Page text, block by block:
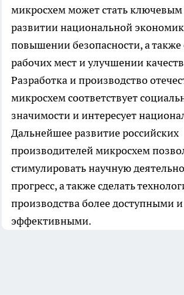
микросхем может стать
развитии национальной
повышении безопасности, а также
рабочих мест и улучшении
Разработка и производство
микросхем соответствует
значимости и интересует
Дальнейшее развитие российских
производителей микросхем
стимулировать научную
прогресс, а также сделать
производства более доступными и
эффективными.